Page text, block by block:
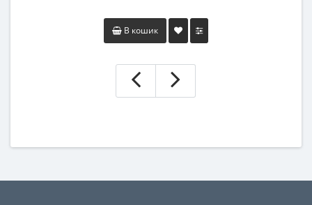
В кошик